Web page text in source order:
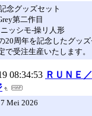
念グッズセット
第二作目
ニッシモ-操リ人形
20周年を記念したグッ
で受注生産いたします。
08:34:53 ＲＵＮＥ
Mei 2026